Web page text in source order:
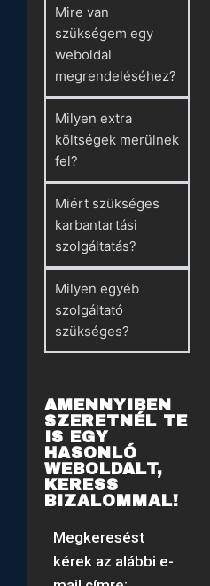
Mire van
szükségem egy
weboldal
megrendeléséhez?
Milyen extra
költségek merülnek
fel?
Miért szükséges
karbantartási
szolgáltatás?
Milyen egyéb
szolgáltató
szükséges?
AMENNYIBEN
SZERETNÉL TE
IS EGY
HASONLÓ
WEBOLDALT,
KERESS
BIZALOMMAL!
Megkeresést
kérek az alábbi e-